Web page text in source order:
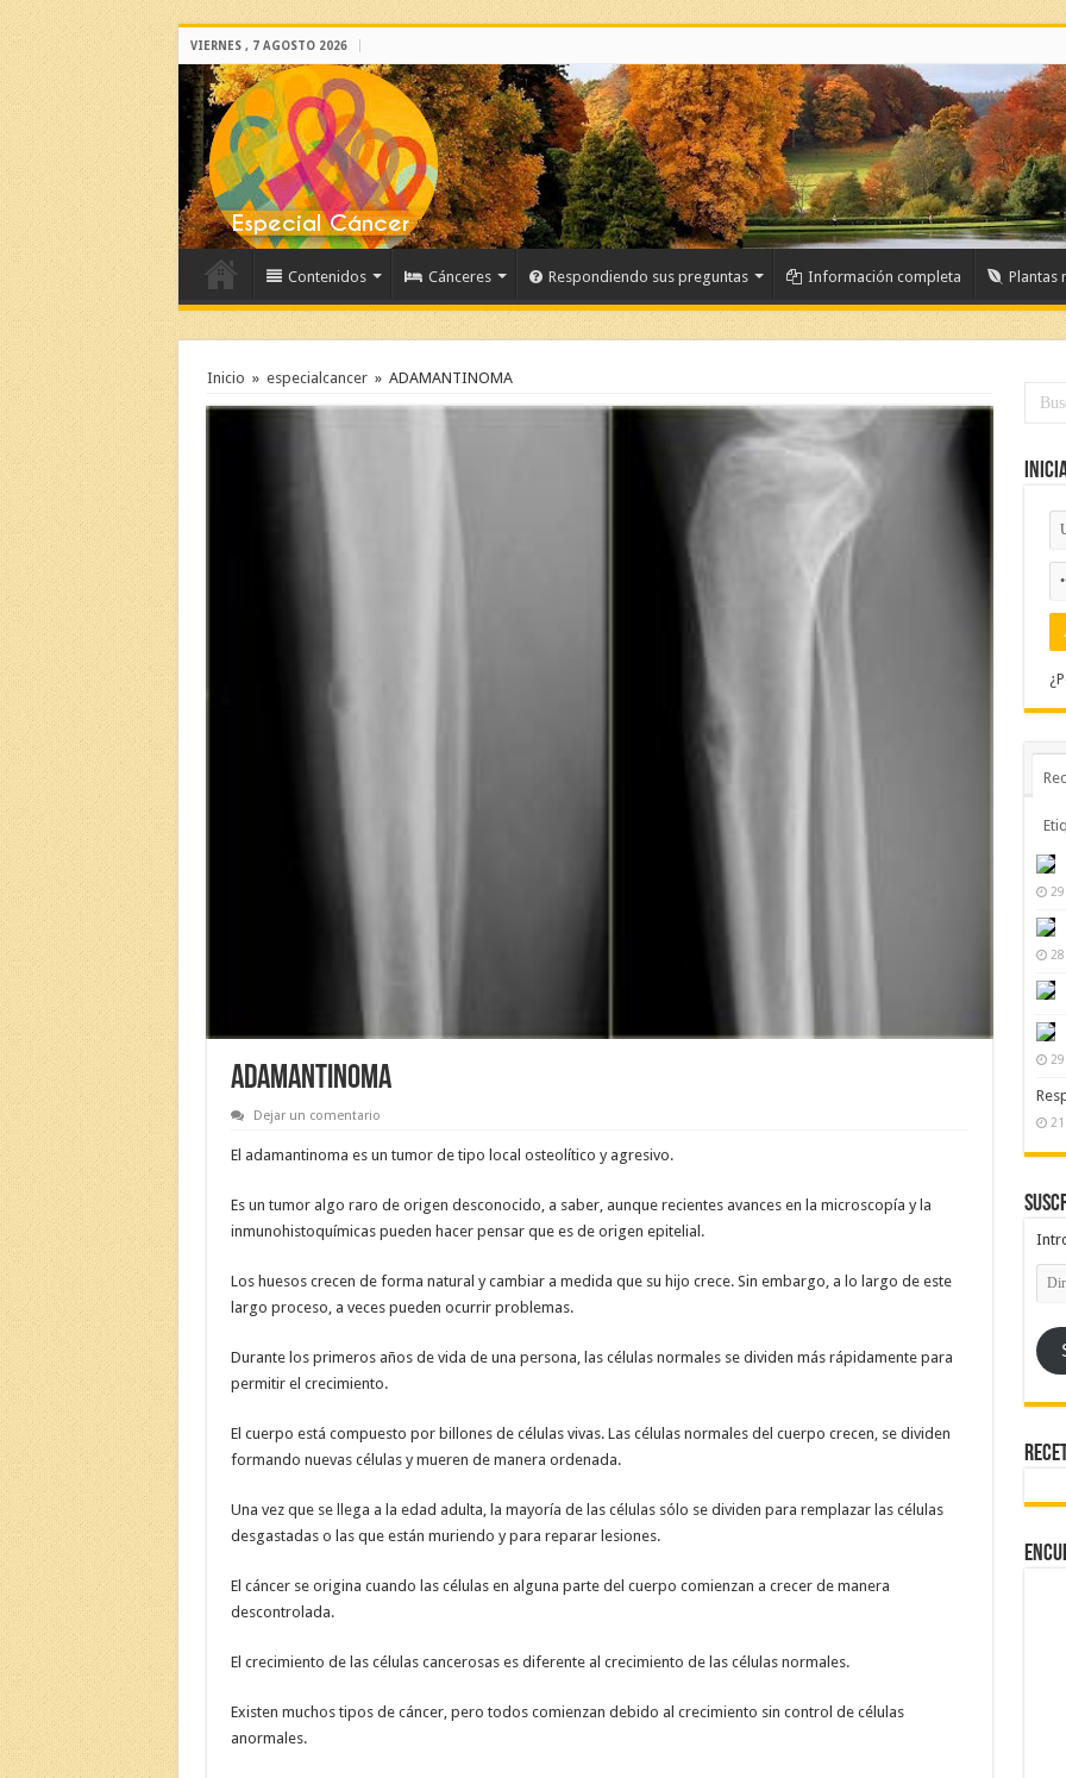
VIERNES , 7 AGOSTO 2026
Contenidos Cánceres Respondiendo sus preguntas Información completa Plantas
Inicio » especialcancer » ADAMANTINOMA
ADAMANTINOMA
Dejar un comentario
El adamantinoma es un tumor de tipo local osteolítico y agresivo.
Es un tumor algo raro de origen desconocido, a saber, aunque recientes avances en la microscopía y la
inmunohistoquímicas pueden hacer pensar que es de origen epitelial.
Los huesos crecen de forma natural y cambiar a medida que su hijo crece. Sin embargo, a lo largo de este
largo proceso, a veces pueden ocurrir problemas.
Durante los primeros años de vida de una persona, las células normales se dividen más rápidamente para
permitir el crecimiento.
El cuerpo está compuesto por billones de células vivas. Las células normales del cuerpo crecen, se dividen
formando nuevas células y mueren de manera ordenada.
Una vez que se llega a la edad adulta, la mayoría de las células sólo se dividen para remplazar las células
desgastadas o las que están muriendo y para reparar lesiones.
El cáncer se origina cuando las células en alguna parte del cuerpo comienzan a crecer de manera
descontrolada.
El crecimiento de las células cancerosas es diferente al crecimiento de las células normales.
Existen muchos tipos de cáncer, pero todos comienzan debido al crecimiento sin control de células
anormales.
de